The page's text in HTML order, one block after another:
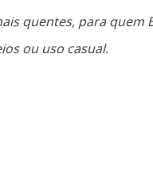
quentes, para quem
ou uso casual.